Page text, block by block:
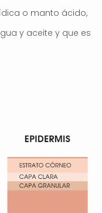
o manto ácido,
y aceite y que es